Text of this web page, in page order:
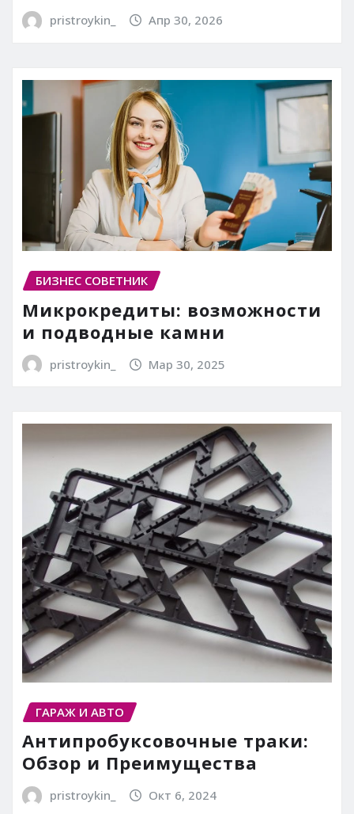
pristroykin_ Апр 30, 2026
БИЗНЕС СОВЕТНИК
Микрокредиты: возможности
и подводные камни
pristroykin_ Мар 30, 2025
ГАРАЖ И АВТО
Антипробуксовочные траки:
Обзор и Преимущества
pristroykin_ Окт 6, 2024